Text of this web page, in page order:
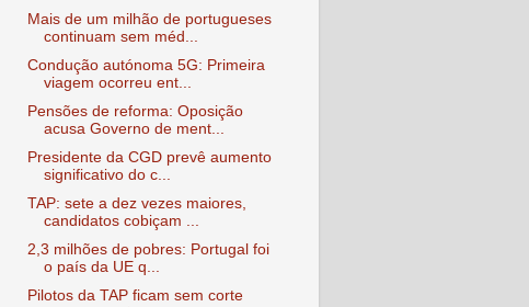
Mais de um milhão de portugueses
continuam sem méd...
Condução autónoma 5G: Primeira
viagem ocorreu ent...
Pensões de reforma: Oposição
acusa Governo de ment...
Presidente da CGD prevê aumento
significativo do c...
TAP: sete a dez vezes maiores,
candidatos cobiçam ...
2,3 milhões de pobres: Portugal foi
o país da UE q...
Pilotos da TAP ficam sem corte